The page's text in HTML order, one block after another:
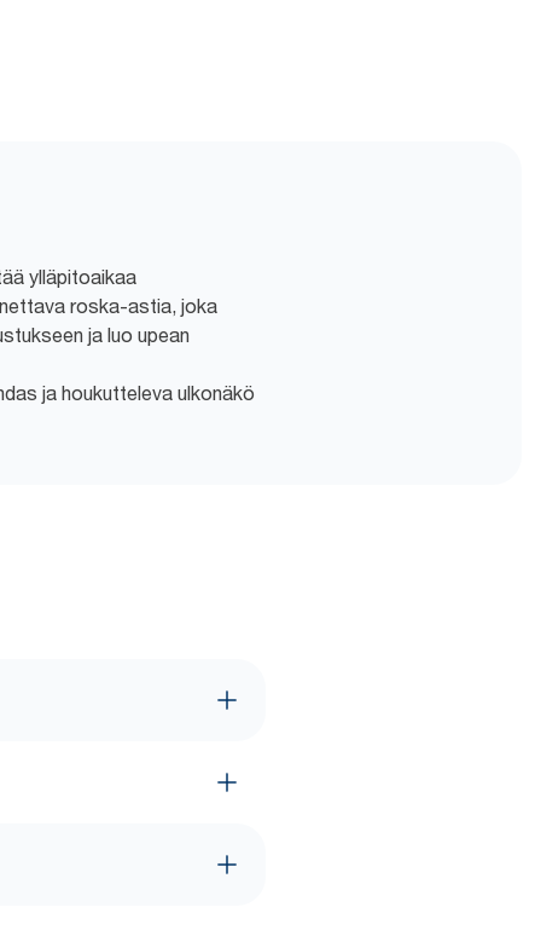
ylläpitoaikaa
roska-astia, joka
ja luo upean
ja houkutteleva ulkonäkö